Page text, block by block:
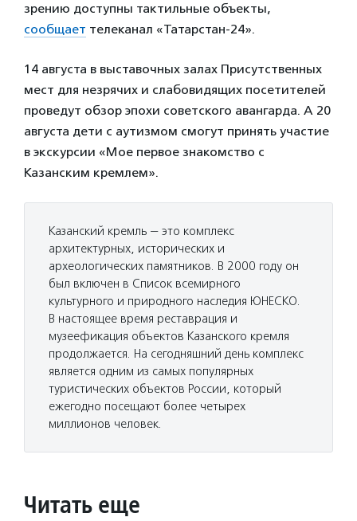
зрению доступны тактильные объекты,
сообщает телеканал «Татарстан-24».
14 августа в выставочных залах Присутственных
мест для незрячих и слабовидящих посетителей
проведут обзор эпохи советского авангарда. А 20
августа дети с аутизмом смогут принять участие
в экскурсии «Мое первое знакомство с
Казанским кремлем».
Казанский кремль — это комплекс
архитектурных, исторических и
археологических памятников. В 2000 году он
был включен в Список всемирного
культурного и природного наследия ЮНЕСКО.
В настоящее время реставрация и
музеефикация объектов Казанского кремля
продолжается. На сегодняшний день комплекс
является одним из самых популярных
туристических объектов России, который
ежегодно посещают более четырех
миллионов человек.
Читать еще